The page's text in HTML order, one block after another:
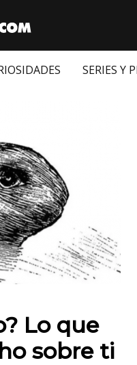
SERIES Y
Lo que
sobre ti